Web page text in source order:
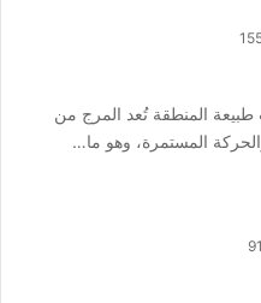
المنطقة تُعد المرج من
المستمرة، وهو ما…
91